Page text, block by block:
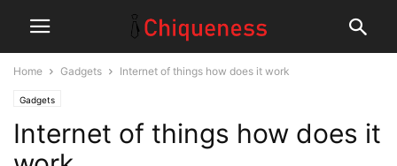
Home Gadgets Internet of things how does it work
Gadgets
Internet of things how does it